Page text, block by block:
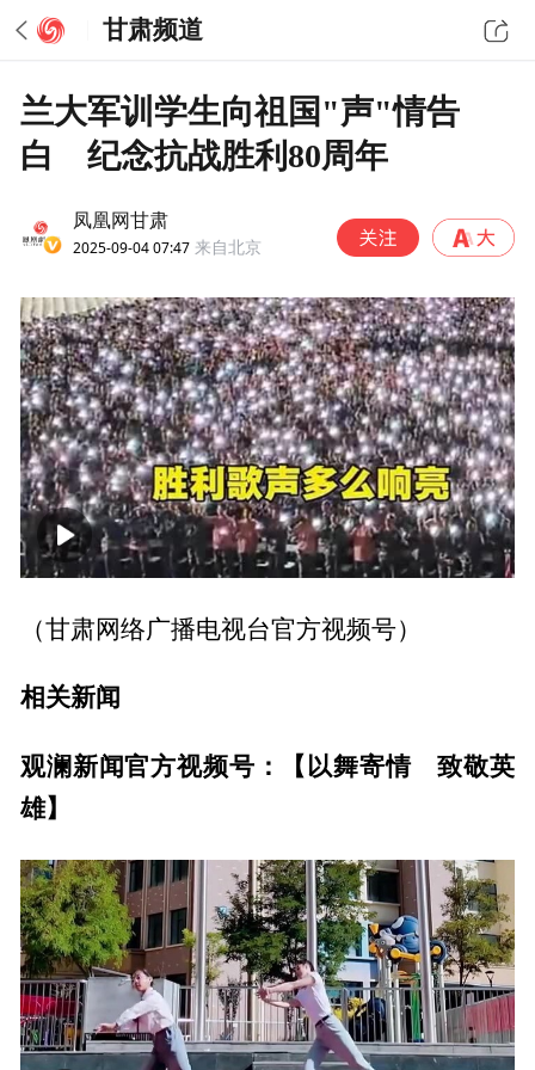
甘肃频道
兰大军训学生向祖国"声"情告
白 纪念抗战胜利80周年
凤凰网甘肃
2025-09-04 07:47 来自北京
00:00 00:40
（甘肃网络广播电视台官方视频号）
相关新闻
观澜新闻官方视频号：
【以舞寄情 致敬英
雄】